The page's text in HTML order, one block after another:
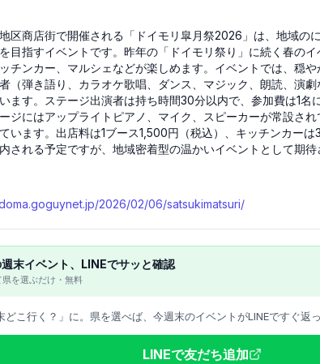
区商店街で開催される「ドイモリ皐月祭2026」は、地域の
目指すイベントです。昨年の「ドイモリ祭り」に続く春の
チンカー、マルシェなどが楽しめます。イベントでは、穏
（弾き語り、カラオケ歌唱、ダンス、マジック、朗読、演
ます。ステージ出演者は持ち時間30分以内で、参加費は1名
ジにはアップライトピアノ、マイク、スピーカーが常設さ
います。出店料は1ブース1,500円（税込）、キッチンカー
される予定ですが、地域密着型の温かいイベントとして期待
2026/02/06/satsukimatsuri/
末イベント、LINEでサッと確認
を選ぶだけ・無料
こ行く？」に。県を選べば、今週末のイベントがLINEですぐ返っ
LINEで友だち追加